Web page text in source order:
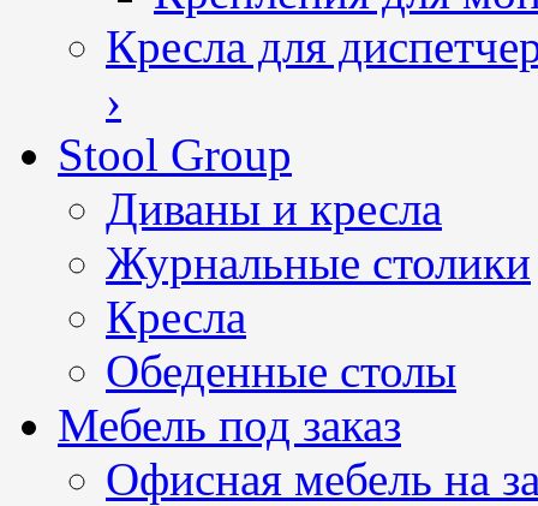
Кресла для
›
Stool Group
Диваны и кресла
Журнальные столики
Кресла
Обеденные столы
Мебель под заказ
Офисная мебель на